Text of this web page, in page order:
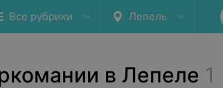
Все рубрики Лепель
в Лепеле 1